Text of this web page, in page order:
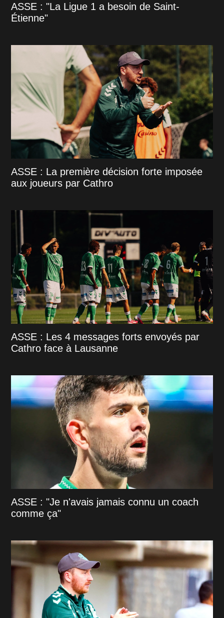
ASSE : "La Ligue 1 a besoin de Saint-
Étienne"
ASSE : La première décision forte imposée
aux joueurs par Cathro
ASSE : Les 4 messages forts envoyés par
Cathro face à Lausanne
ASSE : "Je n'avais jamais connu un coach
comme ça"